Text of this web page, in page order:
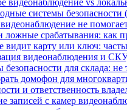
видеонаблюдение vs
системы
не
срабатывания: как
карту или ключ:
видеонаблюдения и
для склада:
домофон для
и ответственность
записей с камер